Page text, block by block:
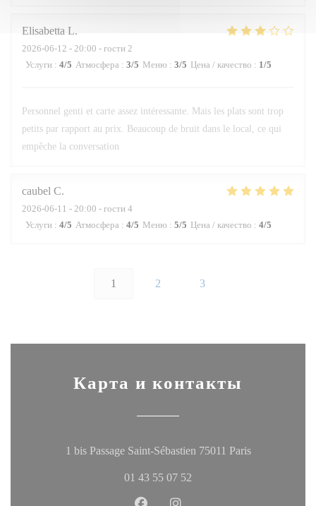
Elisabetta L
2026-06-12 - 20:00 - гости 2
Услуги : 4/5 Атмосфера : 3/5 Меню : 3/5 Цена / качество : 1/5
Personnel genti et carte assez intéressante. Mais les plats sont trop
petits par rapport au prix. Beaucoup de bruit dans le local, ce qui
empêche la conversation
caubel C
2026-06-11 - 20:00 - гости 4
Услуги : 4/5 Атмосфера : 4/5 Меню : 5/5 Цена / качество : 4/5
1 2 3
Карта и контакты
1 bis Passage Saint-Sébastien 75011 Paris
01 43 55 07 52